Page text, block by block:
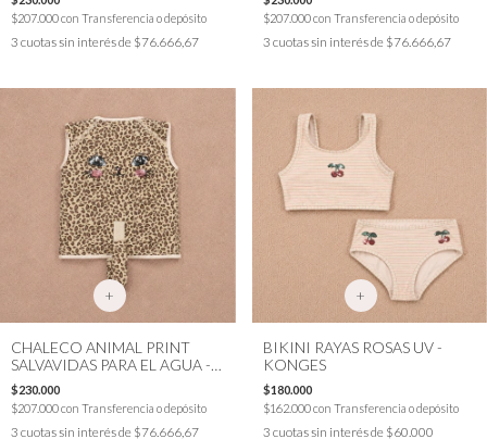
$207.000con Transferencia o depósito
3 cuotas sin interés de $76.666,67
$207.000con Transferencia o depósito
3 cuotas sin interés de $76.666,67
+
CHALECO ANIMAL PRINT
SALVAVIDAS PARA EL AGUA -
KONGES
$230.000
$207.000con Transferencia o depósito
3 cuotas sin interés de $76.666,67
+
BIKINI RAYAS ROSAS UV -
KONGES
$180.000
$162.000con Transferencia o depósito
3 cuotas sin interés de $60.000